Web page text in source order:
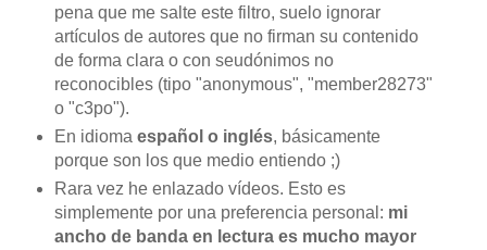
pena que me salte este filtro, suelo ignorar
artículos de autores que no firman su contenido
de forma clara o con seudónimos no
reconocibles (tipo "anonymous", "member28273"
o "c3po").
En idioma español o inglés, básicamente
porque son los que medio entiendo ;)
Rara vez he enlazado vídeos. Esto es
simplemente por una preferencia personal: mi
ancho de banda en lectura es mucho mayor